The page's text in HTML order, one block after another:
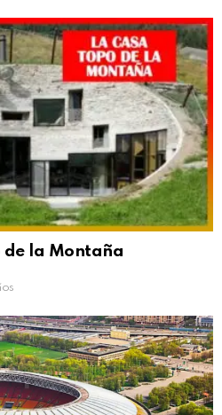
de la Montaña